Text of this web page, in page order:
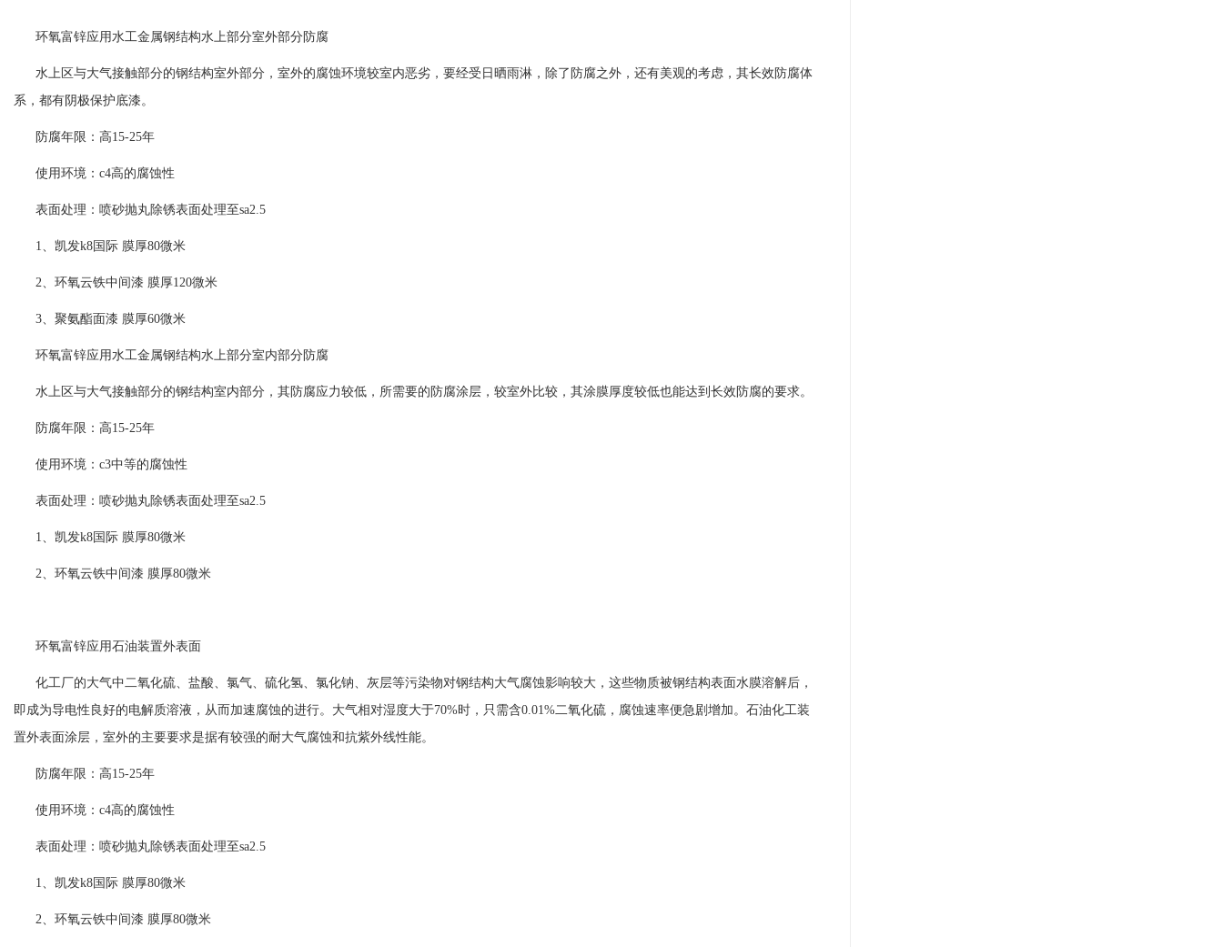
环氧富锌应用水工金属钢结构水上部分室外部分防腐
水上区与大气接触部分的钢结构室外部分，室外的腐蚀环境较室内恶劣，要经受日晒雨淋，除了防腐之外，还有美观的考虑，其长效防腐体
系，都有阴极保护底漆。
防腐年限：高15-25年
使用环境：c4高的腐蚀性
表面处理：喷砂抛丸除锈表面处理至sa2.5
1、 凯发k8国际 膜厚80微米
2、环氧云铁中间漆 膜厚120微米
3、聚氨酯面漆 膜厚60微米
环氧富锌应用水工金属钢结构水上部分室内部分防腐
水上区与大气接触部分的钢结构室内部分，其防腐应力较低，所需要的防腐涂层，较室外比较，其涂膜厚度较低也能达到长效防腐的要求。
防腐年限：高15-25年
使用环境：c3中等的腐蚀性
表面处理：喷砂抛丸除锈表面处理至sa2.5
1、 凯发k8国际 膜厚80微米
2、环氧云铁中间漆 膜厚80微米
环氧富锌应用石油装置外表面
化工厂的大气中二氧化硫、盐酸、氯气、硫化氢、氯化钠、灰层等污染物对钢结构大气腐蚀影响较大，这些物质被钢结构表面水膜溶解后，
即成为导电性良好的电解质溶液，从而加速腐蚀的进行。大气相对湿度大于70%时，只需含0.01%二氧化硫，腐蚀速率便急剧增加。石油化工装
置外表面涂层，室外的主要要求是据有较强的耐大气腐蚀和抗紫外线性能。
防腐年限：高15-25年
使用环境：c4高的腐蚀性
表面处理：喷砂抛丸除锈表面处理至sa2.5
1、 凯发k8国际 膜厚80微米
2、环氧云铁中间漆 膜厚80微米